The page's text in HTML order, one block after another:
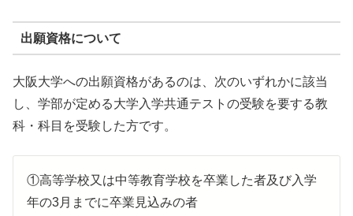
出願資格について
大阪大学への出願資格があるのは、次のいずれかに該当
し、学部が定める大学入学共通テストの受験を要する教
科・科目を受験した方です。
①高等学校又は中等教育学校を卒業した者及び入学
年の3月までに卒業見込みの者